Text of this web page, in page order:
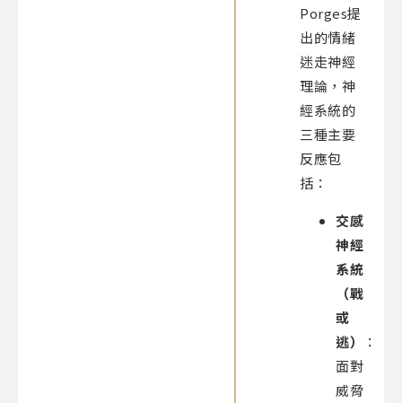
Porges提
出的情緒
迷走神經
理論，神
經系統的
三種主要
反應包
括：
交感
神經
系統
（戰
或
逃）
：
面對
威脅